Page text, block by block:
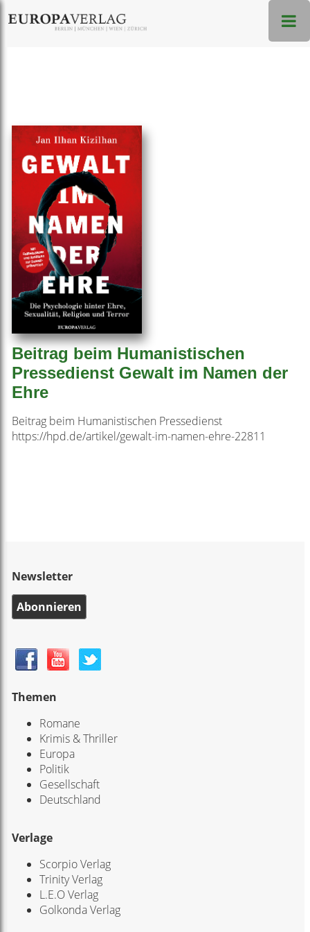
Beitrag beim Humanistischen
Pressedienst Gewalt im Namen der
Ehre
Beitrag beim Humanistischen Pressedienst
https://hpd.de/artikel/gewalt-im-namen-ehre-22811
Newsletter
Abonnieren
Themen
Romane
Krimis & Thriller
Europa
Politik
Gesellschaft
Deutschland
Verlage
Scorpio Verlag
Trinity Verlag
L.E.O Verlag
Golkonda Verlag